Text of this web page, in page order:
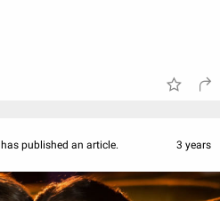
has published an article. 3 years